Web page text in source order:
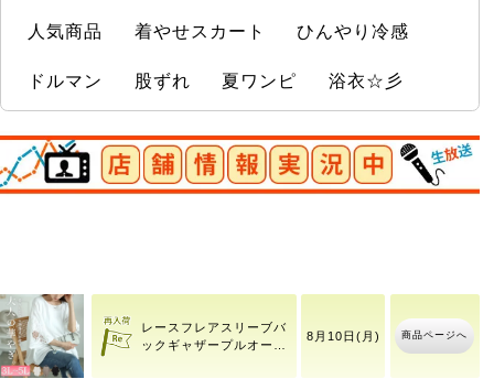
人気商品 着やせスカート ひんやり冷感
ドルマン 股ずれ 夏ワンピ 浴衣☆彡
店舗情報実況中
レースフレアスリーブバ
ックギャザープルオーバ
8月10日(月) 商品ページへ